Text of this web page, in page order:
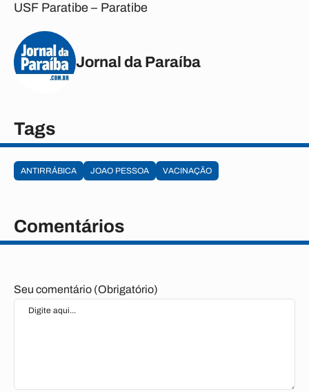
USF Paratibe – Paratibe
Jornal da Paraíba
Tags
ANTIRRÁBICA JOAO PESSOA VACINAÇÃO
Comentários
Seu comentário (Obrigatório)